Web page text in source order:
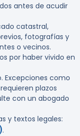
antes de acudir
catastral,
fotografías y
o vecinos.
por haber vivido en
Excepciones como
plazos
con un abogado
y textos legales:
.